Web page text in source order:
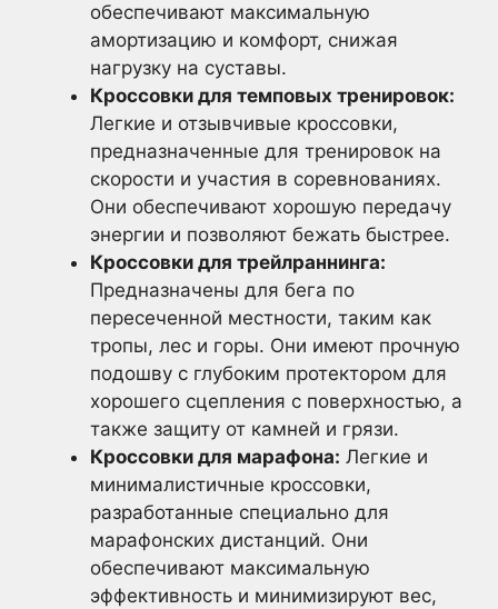
обеспечивают максимальную
амортизацию и комфорт, снижая
нагрузку на суставы.
Кроссовки для темповых тренировок:
Легкие и отзывчивые кроссовки,
предназначенные для тренировок на
скорости и участия в соревнованиях.
Они обеспечивают хорошую передачу
энергии и позволяют бежать быстрее.
Кроссовки для трейлраннинга:
Предназначены для бега по
пересеченной местности, таким как
тропы, лес и горы. Они имеют прочную
подошву с глубоким протектором для
хорошего сцепления с поверхностью, а
также защиту от камней и грязи.
Кроссовки для марафона: Легкие и
минималистичные кроссовки,
разработанные специально для
марафонских дистанций. Они
обеспечивают максимальную
эффективность и минимизируют вес,